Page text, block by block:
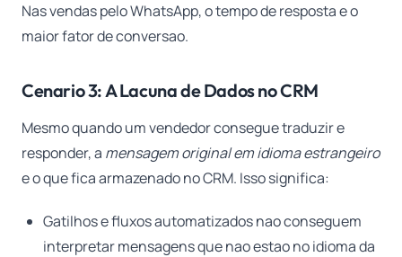
Nas vendas pelo WhatsApp, o tempo de resposta e o
maior fator de conversao.
Cenario 3: A Lacuna de Dados no CRM
Mesmo quando um vendedor consegue traduzir e
responder, a mensagem original em idioma estrangeiro
e o que fica armazenado no CRM. Isso significa:
Gatilhos e fluxos automatizados nao conseguem
interpretar mensagens que nao estao no idioma da